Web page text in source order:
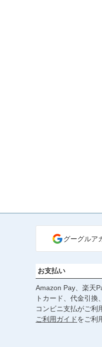
グーグルア
お支払い
Amazon Pay、楽天
トカード、代金引換
コンビニ支払がご利
ご利用ガイドをご利